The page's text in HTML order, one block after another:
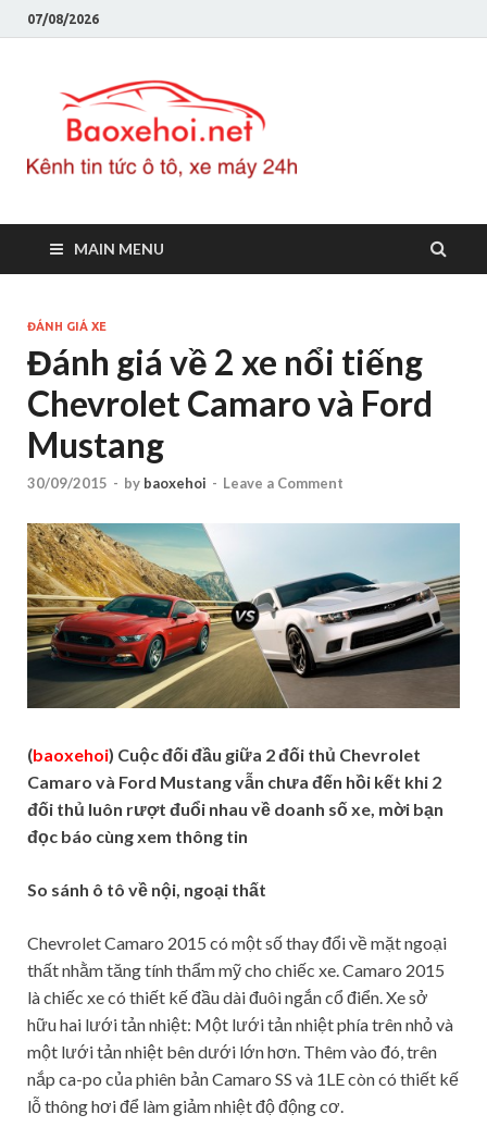
07/08/2026
MAIN MENU
ĐÁNH GIÁ XE
Đánh giá về 2 xe nổi tiếng
Chevrolet Camaro và Ford
Mustang
30/09/2015 - by baoxehoi - Leave a Comment
(baoxehoi) Cuộc đối đầu giữa 2 đối thủ Chevrolet
Camaro và Ford Mustang vẫn chưa đến hồi kết khi 2
đối thủ luôn rượt đuổi nhau về doanh số xe, mời bạn
đọc báo cùng xem thông tin
So sánh ô tô về nội, ngoại thất
Chevrolet Camaro 2015 có một số thay đổi về mặt ngoại
thất nhằm tăng tính thẩm mỹ cho chiếc xe. Camaro 2015
là chiếc xe có thiết kế đầu dài đuôi ngắn cổ điển. Xe sở
hữu hai lưới tản nhiệt: Một lưới tản nhiệt phía trên nhỏ và
một lưới tản nhiệt bên dưới lớn hơn. Thêm vào đó, trên
nắp ca-po của phiên bản Camaro SS và 1LE còn có thiết kế
lỗ thông hơi để làm giảm nhiệt độ động cơ.